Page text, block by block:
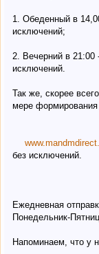
1. Обеденный в
исключений;
2. Вечерний в 21:00
исключений.
Так же, скорее
мере формирования
без исключений.
Ежедневная
Понедельник-
Напоминаем, что у